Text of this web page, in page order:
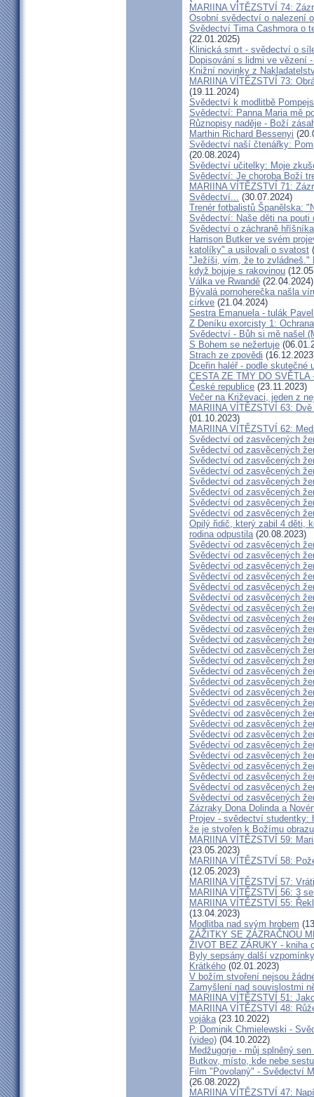
MARIINA VÍTĚZSTVÍ 74:
Osobní svědectví o nalezení
Svědectví Tima Cashmora o
(22.01.2025)
Klinická smrt - svědectví o
Dopisování s lidmi ve vězení
Knižní novinky z
MARIINA VÍTĚZSTVÍ 73:
(19.11.2024)
Svědectví k modlitbě
Svědectví: Panna Maria mě
Různopisy naděje - Boží
Marthin Richard Bessenyi
Svědectví naší čtenářky:
(20.08.2024)
Svědectví učitelky: Moje
Svědectví: Je choroba Boží
MARIINA VÍTĚZSTVÍ 71:
Svědectví... (30.07.2024)
Trenér fotbalistů Španělska:
Svědectví: Naše děti na pouti
Svědectví o záchraně
Harrison Butker ve svém
katolíky" a usilovali o svatost
"Ježíši, vím, že to zvládneš."
když bojuje s rakovinou
Válka ve Rwandě (22.04.2024)
Bývalá pornoherečka našla
církve (21.04.2024)
Sestra Emanuela - tulák
Z Deníku exorcisty 1:
Svědectví - Bůh si mě našel
S Bohem se nežertuje
Strach ze zpovědi
Dceřin haléř - podle skutečné
CESTA ZE TMY DO
České republice (23.11.2023)
Večer na Križevaci, jeden z
MARIINA VÍTĚZSTVÍ 63:
(01.10.2023)
MARIINA VÍTĚZSTVÍ 62:
Svědectví od zasvěcených
Svědectví od zasvěcených
Svědectví od zasvěcených
Svědectví od zasvěcených
Svědectví od zasvěcených
Svědectví od zasvěcených
Svědectví od zasvěcených
Svědectví od zasvěcených
Opilý řidič, který zabil 4 děti,
rodina odpustila(20.08.2023)
Svědectví od zasvěcených
Svědectví od zasvěcených
Svědectví od zasvěcených
Svědectví od zasvěcených
Svědectví od zasvěcených
Svědectví od zasvěcených
Svědectví od zasvěcených
Svědectví od zasvěcených
Svědectví od zasvěcených
Svědectví od zasvěcených
Svědectví od zasvěcených
Svědectví od zasvěcených
Svědectví od zasvěcených
Svědectví od zasvěcených
Svědectví od zasvěcených
Svědectví od zasvěcených
Svědectví od zasvěcených
Svědectví od zasvěcených
Svědectví od zasvěcených
Svědectví od zasvěcených
Svědectví od zasvěcených
Svědectví od zasvěcených
Svědectví od zasvěcených
Svědectví od zasvěcených
Svědectví od zasvěcených
Zázraky Dona Dolinda a
Projev - svědectví studentky:
že je stvořen k Božímu obrazu
MARIINA VÍTĚZSTVÍ 59:
(23.05.2023)
MARIINA VÍTĚZSTVÍ 58:
(12.05.2023)
MARIINA VÍTĚZSTVÍ 57:
MARIINA VÍTĚZSTVÍ 56: 3
MARIINA VÍTĚZSTVÍ 55:
(13.04.2023)
Modlitba nad svým hrobem
ZÁŽITKY SE ZÁZRAČNOU
ŽIVOT BEZ ZÁRUKY - kniha
Byly sepsány další
Krátkého (02.01.2023)
V božím stvoření nejsou
Zamyšlení nad souvislostmi
MARIINA VÍTĚZSTVÍ 51:
MARIINA VÍTĚZSTVÍ 48:
vojáka(23.10.2022)
P. Dominik Chmielewski -
(video) (04.10.2022)
Medžugorje - můj splněný
Butkov, místo, kde nebe
Film "Povolaný" - Svědectví
(26.08.2022)
MARIINA VÍTĚZSTVÍ 47: